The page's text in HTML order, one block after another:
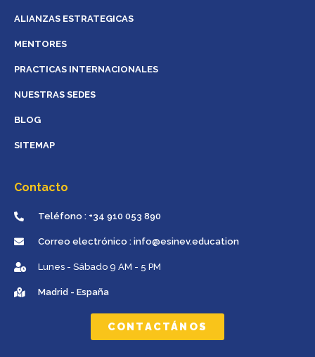
ALIANZAS ESTRATEGICAS
MENTORES
PRACTICAS INTERNACIONALES
NUESTRAS SEDES
BLOG
SITEMAP
Contacto
Teléfono : +34 910 053 890
Correo electrónico : info@esinev.education
Lunes - Sábado 9 AM - 5 PM
Madrid - España
CONTACTÁNOS